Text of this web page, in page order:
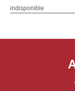
indisponible